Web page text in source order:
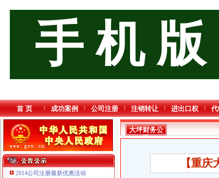
手 机 版
首 页 成功案例 公司注册 注销转让 进出口权
2014公司注册最新优惠活动
大坪财务公
司
【重